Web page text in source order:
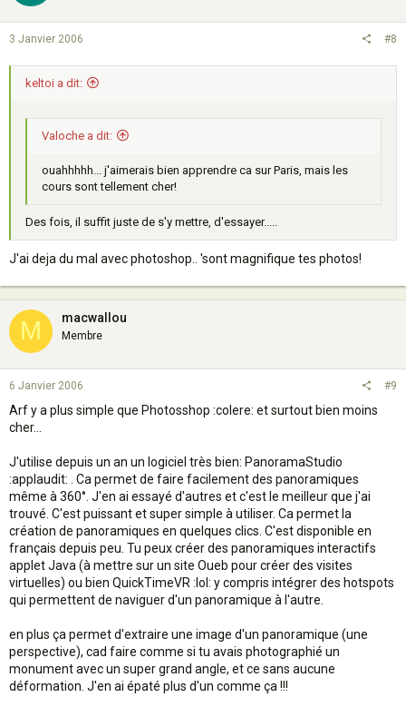
3 Janvier 2006 #8
keltoi a dit:
Valoche a dit:
ouahhhhh... j'aimerais bien apprendre ca sur Paris, mais les
cours sont tellement cher!
Des fois, il suffit juste de s'y mettre, d'essayer.....
J'ai deja du mal avec photoshop.. 'sont magnifique tes photos!
M macwallou
Membre
6 Janvier 2006 #9
Arf y a plus simple que Photosshop :colere: et surtout bien moins
cher...
J'utilise depuis un an un logiciel très bien: PanoramaStudio
:applaudit: . Ca permet de faire facilement des panoramiques
même à 360°. J'en ai essayé d'autres et c'est le meilleur que j'ai
trouvé. C'est puissant et super simple à utiliser. Ca permet la
création de panoramiques en quelques clics. C'est disponible en
français depuis peu. Tu peux créer des panoramiques interactifs
applet Java (à mettre sur un site Oueb pour créer des visites
virtuelles) ou bien QuickTimeVR :lol: y compris intégrer des hotspots
qui permettent de naviguer d'un panoramique à l'autre.
en plus ça permet d'extraire une image d'un panoramique (une
perspective), cad faire comme si tu avais photographié un
monument avec un super grand angle, et ce sans aucune
déformation. J'en ai épaté plus d'un comme ça !!!